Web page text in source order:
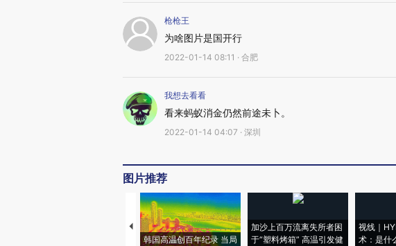
枪枪王
为啥图片是国开行
2022-01-14 08:11 · 合肥
我想去看看
看来蚂蚁消金仍然前途未卜。
2022-01-14 04:07 · 深圳
图片推荐
韩国高温创百年纪录 当局
加沙上百万流离失所者困
于“塑料烤箱” 高温引发健
视线｜
术：是什